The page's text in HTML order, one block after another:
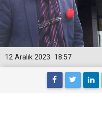
18:57
12 Aralık 2023